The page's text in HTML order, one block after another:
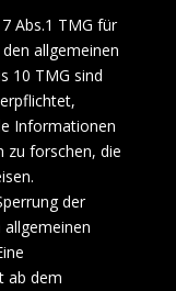
Abs.1 TMG für
allgemeinen
10 TMG sind
Informationen
zu forschen, die
der
ab dem